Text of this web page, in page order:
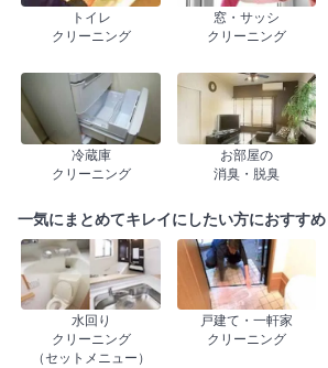
トイレ
クリーニング
窓・サッシ
クリーニング
冷蔵庫
クリーニング
お部屋の
消臭・脱臭
一気にまとめてキレイにしたい方におすすめ
水回り
クリーニング
（セットメニュー）
戸建て・一軒家
クリーニング